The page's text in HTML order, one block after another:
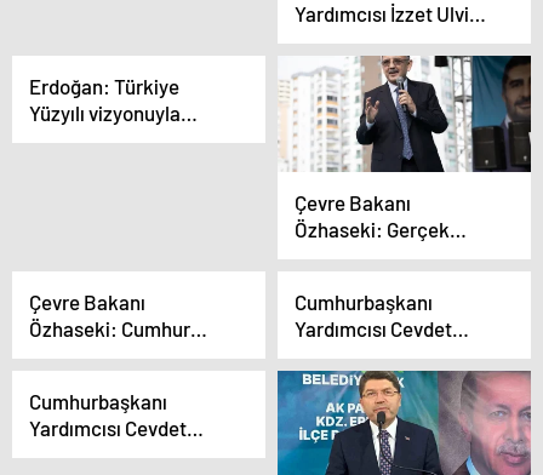
Yardımcısı İzzet Ulvi
Yönter: İstanbul’a
Cumhur İttifakı mühür
vursun
Erdoğan: Türkiye
Yüzyılı vizyonuyla
şehirlerimizi geleceğe
Çevre Bakanı
Özhaseki: Gerçek
belediyecilik neyse onu
Çevre Bakanı
Özhaseki: Cumhur
İttifakı doğru olanı
Cumhurbaşkanı
Yardımcısı Cevdet
Yılmaz: ‘Biz, birtakım
başka siyasi anlayışlar
gibi ‘laf ola beri gele’
yaklaşımıyla hareket
etmiyoruz’
Cumhurbaşkanı
Yardımcısı Cevdet
Yılmaz: Muhalefetin Şu